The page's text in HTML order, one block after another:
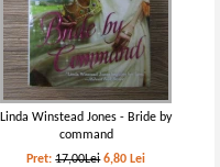
Linda Winstead Jones - Bride by
command
Pret:17,00Lei 6,80 Lei